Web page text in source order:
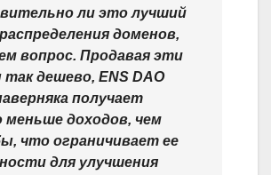
ли это лучший
доменов,
вопрос. Продавая эти
дешево, ENS DAO
получает
меньше доходов, чем
что ограничивает ее
для улучшения